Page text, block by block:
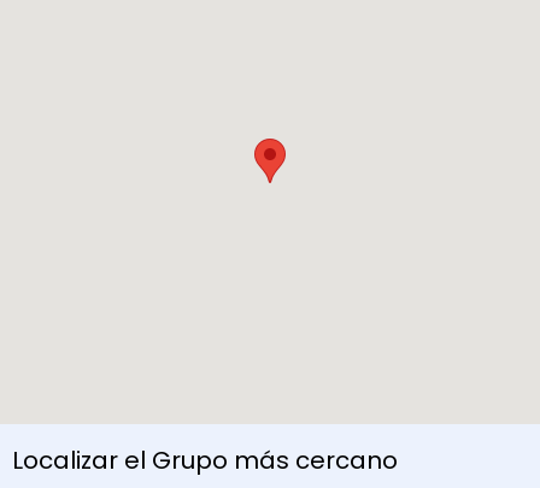
Localizar el Grupo más cercano